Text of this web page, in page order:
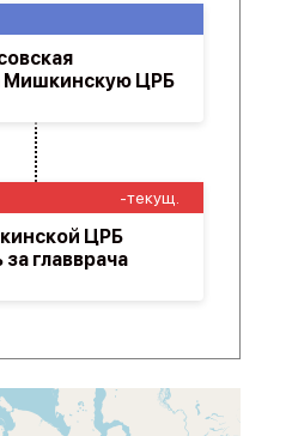
-текущ.
ЦРБ
главврача
Мишкинскую ЦРБ